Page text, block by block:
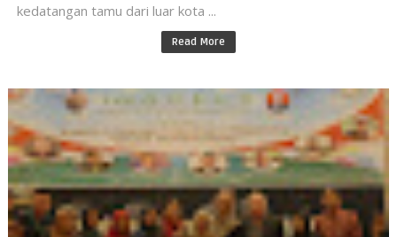
kedatangan tamu dari luar kota ...
Read More